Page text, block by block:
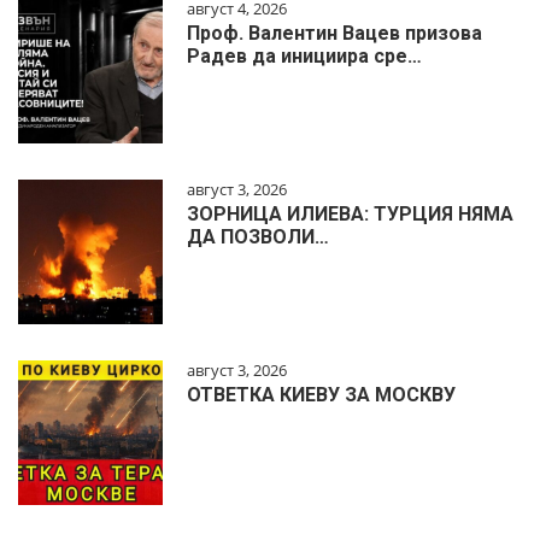
август 4, 2026
Проф. Валентин Вацев призова
Радев да инициира сре…
август 3, 2026
ЗОРНИЦА ИЛИЕВА: ТУРЦИЯ НЯМА
ДА ПОЗВОЛИ…
август 3, 2026
ОТВЕТКА КИЕВУ ЗА МОСКВУ